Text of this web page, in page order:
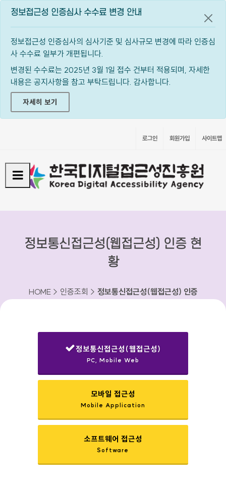
정보접근성 인증심사 수수료 변경 안내
정보접근성 인증심사의 심사기준 및 심사규모 변경에 따라 인증심
사 수수료 일부가 개편됩니다.
변경된 수수료는 2025년 3월 1일 접수 건부터 적용되며, 자세한
내용은 공지사항을 참고 부탁드립니다. 감사합니다.
자세히 보기
공지
로그인 회원가입 사이트맵
정보통신접근성(웹접근성) 인증 현
황
HOME > 인증조회 > 정보통신접근성(웹접근성) 인증
정보통신접근성(웹접근성)
PC, Mobile Web
모바일 접근성
Mobile Application
소프트웨어 접근성
Software